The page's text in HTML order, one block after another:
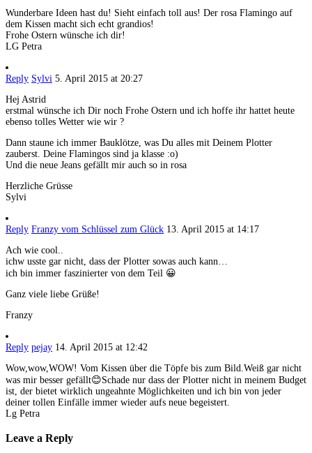
Wunderbare Ideen hast du! Sieht einfach toll aus! Der rosa Flamingo auf
dem Kissen macht sich echt grandios!
Frohe Ostern wünsche ich dir!
LG Petra
Reply Sylvi 5. April 2015 at 20:27
Hej Astrid
erstmal wünsche ich Dir noch Frohe Ostern und ich hoffe ihr hattet heute
ebenso tolles Wetter wie wir ?
Dann staune ich immer Bauklötze, was Du alles mit Deinem Plotter
zauberst. Deine Flamingos sind ja klasse :o)
Und die neue Jeans gefällt mir auch so in rosa
Herzliche Grüsse
Sylvi
Reply Franzy vom Schlüssel zum Glück 13. April 2015 at 14:17
Ach wie cool..
ichw usste gar nicht, dass der Plotter sowas auch kann…
ich bin immer faszinierter von dem Teil 😀
Ganz viele liebe Grüße!
Franzy
Reply pejay 14. April 2015 at 12:42
Wow,wow,WOW! Vom Kissen über die Töpfe bis zum Bild.Weiß gar nicht
was mir besser gefällt😊Schade nur dass der Plotter nicht in meinem Budget
ist, der bietet wirklich ungeahnte Möglichkeiten und ich bin von jeder
deiner tollen Einfälle immer wieder aufs neue begeistert.
Lg Petra
Leave a Reply